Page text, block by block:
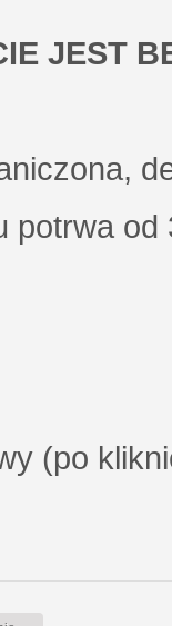
JEST
potrwa
(po